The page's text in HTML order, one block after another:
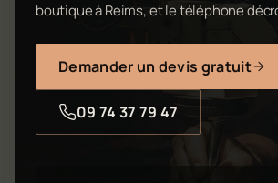
boutique à Reims, et le téléphone
Demander un devis gratuit
09 74 37 79 47